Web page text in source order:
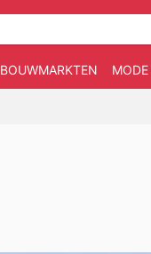
BOUWMARKTEN MODE